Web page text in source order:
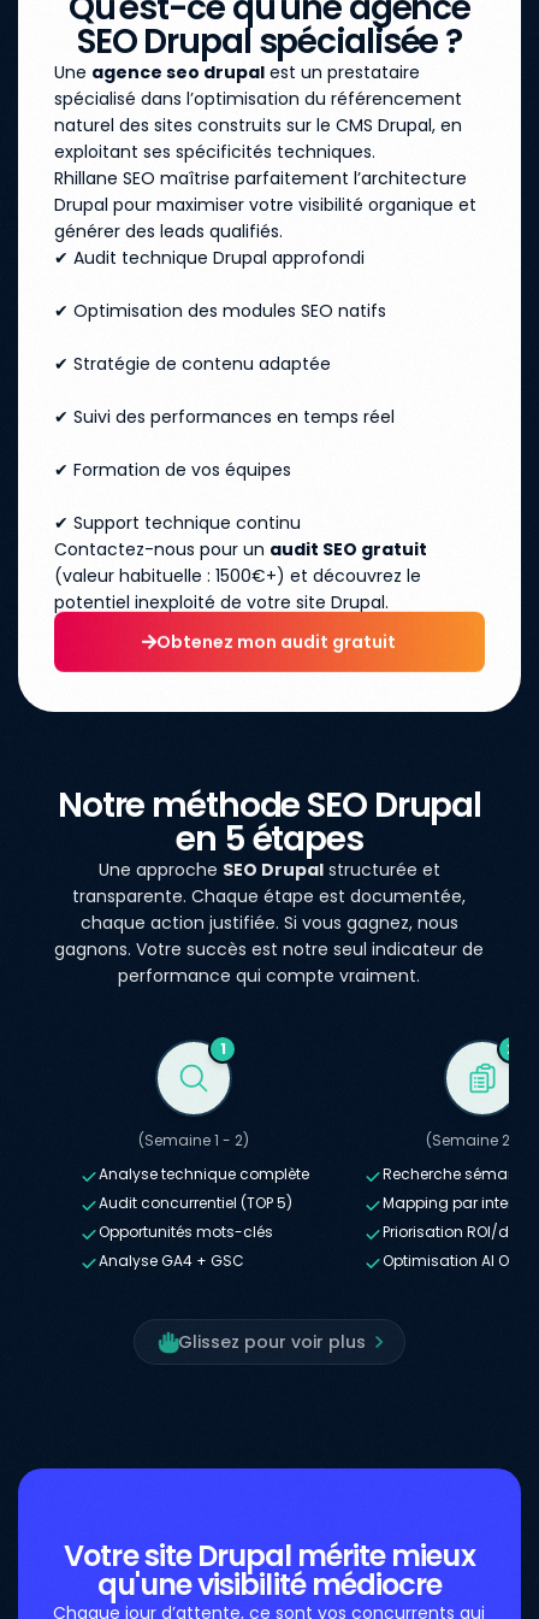
SEO Drupal spécialisée ?
Une agence seo drupal est un prestataire
spécialisé dans l’optimisation du référencement
naturel des sites construits sur le CMS Drupal, en
exploitant ses spécificités techniques.
Rhillane SEO maîtrise parfaitement l’architecture
Drupal pour maximiser votre visibilité organique et
générer des leads qualifiés.
✔ Audit technique Drupal approfondi
✔ Optimisation des modules SEO natifs
✔ Stratégie de contenu adaptée
✔ Suivi des performances en temps réel
✔ Formation de vos équipes
✔ Support technique continu
Contactez-nous pour un audit SEO gratuit
(valeur habituelle : 1500€+) et découvrez le
potentiel inexploité de votre site Drupal.
Obtenez mon audit gratuit
Notre méthode SEO Drupal
en 5 étapes
Une approche SEO Drupalstructurée et
transparente. Chaque étape est documentée,
chaque action justifiée. Si vous gagnez, nous
gagnons. Votre succès est notre seul indicateur de
performance qui compte vraiment.
1
(Semaine 1 - 2)
Analyse technique complète
Audit concurrentiel (TOP 5)
Opportunités mots-clés
Analyse GA4 + GSC
2
(Semaine 2 - 3)
Recherche
Mapping par
Priorisation ROI/
Optimisation AI
Glissez pour voir plus
Votre site Drupal mérite mieux
qu'une visibilité médiocre
Chaque jour d’attente, ce sont vos concurrents qui